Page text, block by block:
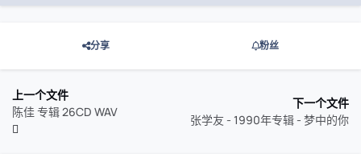
分享 粉丝
上一个文件
陈佳 专辑 26CD WAV
下一个文件
张学友 - 1990年专辑 - 梦中的你